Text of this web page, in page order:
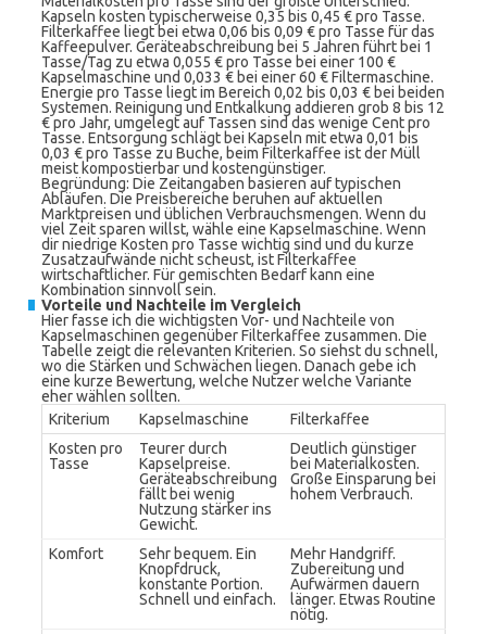
Kapseln kosten typischerweise 0,35 bis 0,45 € pro Tasse.
Filterkaffee liegt bei etwa 0,06 bis 0,09 € pro Tasse für das
Kaffeepulver. Geräteabschreibung bei 5 Jahren führt bei 1
Tasse/Tag zu etwa 0,055 € pro Tasse bei einer 100 €
Kapselmaschine und 0,033 € bei einer 60 € Filtermaschine.
Energie pro Tasse liegt im Bereich 0,02 bis 0,03 € bei beiden
Systemen. Reinigung und Entkalkung addieren grob 8 bis 12
€ pro Jahr, umgelegt auf Tassen sind das wenige Cent pro
Tasse. Entsorgung schlägt bei Kapseln mit etwa 0,01 bis
0,03 € pro Tasse zu Buche, beim Filterkaffee ist der Müll
meist kompostierbar und kostengünstiger.
Begründung: Die Zeitangaben basieren auf typischen
Abläufen. Die Preisbereiche beruhen auf aktuellen
Marktpreisen und üblichen Verbrauchsmengen. Wenn du
viel Zeit sparen willst, wähle eine Kapselmaschine. Wenn
dir niedrige Kosten pro Tasse wichtig sind und du kurze
Zusatzaufwände nicht scheust, ist Filterkaffee
wirtschaftlicher. Für gemischten Bedarf kann eine
Kombination sinnvoll sein.
Vorteile und Nachteile im Vergleich
Hier fasse ich die wichtigsten Vor- und Nachteile von
Kapselmaschinen gegenüber Filterkaffee zusammen. Die
Tabelle zeigt die relevanten Kriterien. So siehst du schnell,
wo die Stärken und Schwächen liegen. Danach gebe ich
eine kurze Bewertung, welche Nutzer welche Variante
eher wählen sollten.
Kriterium
Kapselmaschine
Filterkaffee
Kosten pro
Tasse
Teurer durch
Kapselpreise.
Geräteabschreibung
fällt bei wenig
Nutzung stärker ins
Gewicht.
Deutlich günstiger
bei Materialkosten.
Große Einsparung bei
hohem Verbrauch.
Komfort
Sehr bequem. Ein
Knopfdruck,
konstante Portion.
Schnell und einfach.
Mehr Handgriff.
Zubereitung und
Aufwärmen dauern
länger. Etwas Routine
nötig.